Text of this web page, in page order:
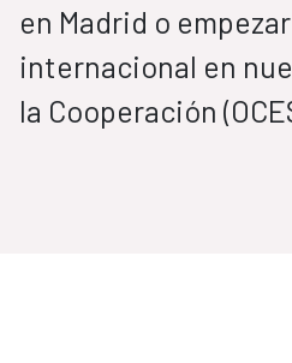
en Madrid o
internacional en
la Cooperación